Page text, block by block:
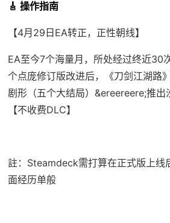
🎸 操作指南
【4月29日EA转正，正性朝线】
EA至今7个海量月，所处经过终近30
个点庞修订版改进后，《刀剑江湖路
剧形（五个大结局）&ereereere;推出
【不收费DLC】
註：Steamdeck需打算在正式版上线
面经历单般